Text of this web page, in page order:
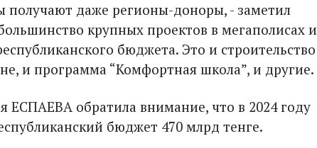
получают даже регионы-доноры, - заметил
крупных проектов в мегаполисах и
бюджета. Это и строительство
и программа “Комфортная школа”, и другие.
ЕСПАЕВА обратила внимание, что в 2024 году
бюджет 470 млрд тенге.